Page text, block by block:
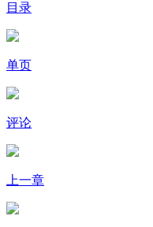
目录
单页
评论
上一章